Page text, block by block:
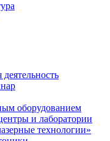
оборудованием
и лаборатории
технологии»